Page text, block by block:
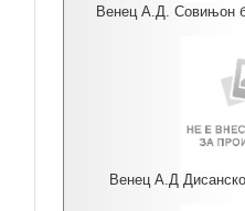
Венец А.Д. Совињон
Венец А.Д